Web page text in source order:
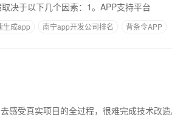
决于以下几个因素：1。APP支持平台
生成app 南宁app开发公司排名
背条令APP
感受真实项目的全过程，很难完成技术改